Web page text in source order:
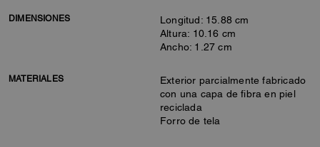
DIMENSIONES
Longitud: 15.88 cm
Altura: 10.16 cm
Ancho: 1.27 cm
MATERIALES
Exterior parcialmente fabricado
con una capa de fibra en piel
reciclada
Forro de tela